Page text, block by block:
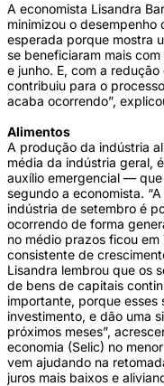
A economista Lisandra
minimizou o desempenho
esperada porque mostra
se beneficiaram mais
e junho. E, com a
contribuiu para o
acaba ocorrendo”,
Alimentos
A produção da indústria
média da indústria geral,
auxílio emergencial —
segundo a economista.
indústria de setembro é
ocorrendo de forma
no médio prazos ficou
consistente de
Lisandra lembrou que os
de bens de capitais
importante, porque
investimento, e dão uma
próximos meses”,
economia (Selic) no
vem ajudando na
juros mais baixos e